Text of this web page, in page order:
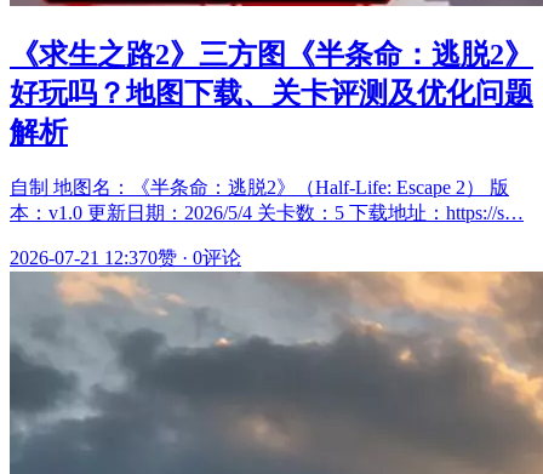
《求生之路2》三方图《半条命：逃脱2》
好玩吗？地图下载、关卡评测及优化问题
解析
自制 地图名：《半条命：逃脱2》（Half-Life: Escape 2） 版
本：v1.0 更新日期：2026/5/4 关卡数：5 下载地址：https://s…
2026-07-21 12:370赞 · 0评论